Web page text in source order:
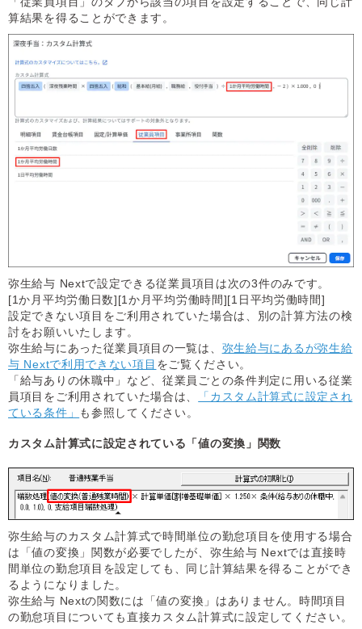
算結果を得ることができます。
弥生給与 Nextで設定できる従業員項目は次の3件のみです。
[1か月平均労働日数][1か月平均労働時間][1日平均労働時間]
設定できない項目をご利用されていた場合は、別の計算方法の検
討をお願いいたします。
弥生給与にあった従業員項目の一覧は、 弥生給与にあるが弥生給
与 Nextで利用できない項目 をご覧ください。
「給与ありの休職中」など、従業員ごとの条件判定に用いる従業
員項目をご利用されていた場合は、
「カスタム計算式に設定され
ている条件」
も参照してください。
カスタム計算式に設定されている「値の変換」関数
弥生給与のカスタム計算式で時間単位の勤怠項目を使用する場合
は「値の変換」関数が必要でしたが、弥生給与 Nextでは直接時
間単位の勤怠項目を設定しても、同じ計算結果を得ることができ
るようになりました。
弥生給与 Nextの関数には「値の変換」はありません。時間項目
の勤怠項目についても直接カスタム計算式に設定してください。